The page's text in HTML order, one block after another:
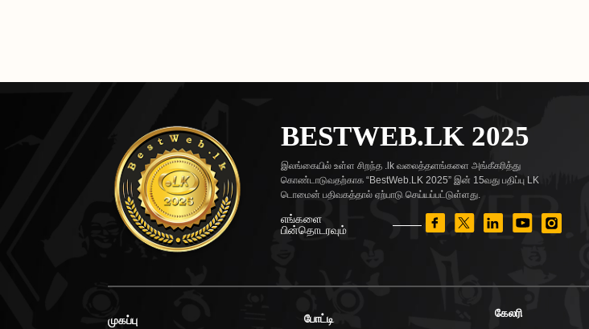
BESTWEB.LK 2025
இலங்கையில் உள்ள சிறந்த .lk வலைத்தளங்களை அங்கீகரித்து
கொண்டாடுவதற்காக “BestWeb.LK 2025” இன் 15வது பதிப்பு LK
டொமைன் பதிவகத்தால் ஏற்பாடு செய்யப்பட்டுள்ளது.
எங்களை
பின்தொடரவும்
முகப்பு
போட்டி
கேலரி